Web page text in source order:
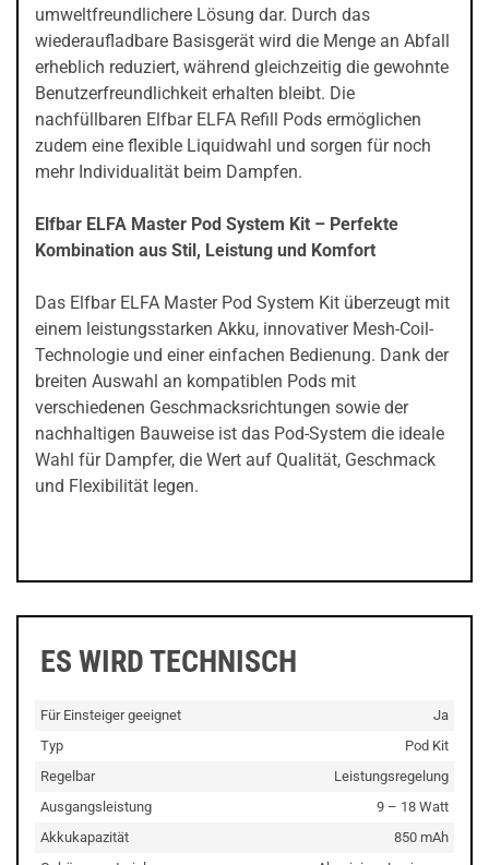
umweltfreundlichere Lösung dar. Durch das
wiederaufladbare Basisgerät wird die Menge an Abfall
erheblich reduziert, während gleichzeitig die gewohnte
Benutzerfreundlichkeit erhalten bleibt. Die
nachfüllbaren Elfbar ELFA Refill Pods ermöglichen
zudem eine flexible Liquidwahl und sorgen für noch
mehr Individualität beim Dampfen.
Elfbar ELFA Master Pod System Kit – Perfekte
Kombination aus Stil, Leistung und Komfort
Das Elfbar ELFA Master Pod System Kit überzeugt mit
einem leistungsstarken Akku, innovativer Mesh-Coil-
Technologie und einer einfachen Bedienung. Dank der
breiten Auswahl an kompatiblen Pods mit
verschiedenen Geschmacksrichtungen sowie der
nachhaltigen Bauweise ist das Pod-System die ideale
Wahl für Dampfer, die Wert auf Qualität, Geschmack
und Flexibilität legen.
ES WIRD TECHNISCH
Für Einsteiger geeignet
Ja
Typ
Pod Kit
Regelbar
Leistungsregelung
Ausgangsleistung
9 – 18 Watt
Akkukapazität
850 mAh